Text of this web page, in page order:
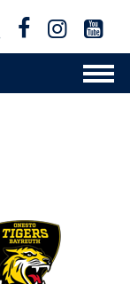
  